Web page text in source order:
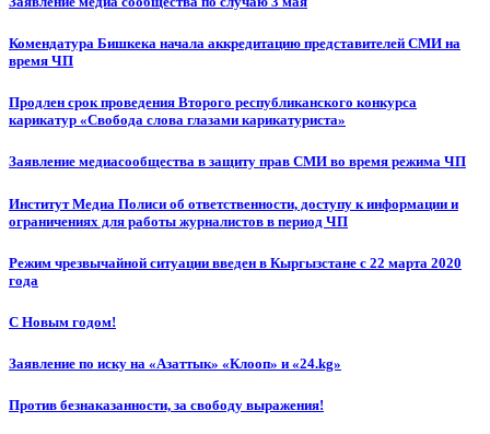
Комендатура Бишкека начала аккредитацию представителей СМИ на
время ЧП
Продлен срок проведения Второго республиканского конкурса
карикатур «Свобода слова глазами карикатуриста»
Заявление медиасообщества в защиту прав СМИ во время режима ЧП
Институт Медиа Полиси об ответственности, доступу к информации и
ограничениях для работы журналистов в период ЧП
Режим чрезвычайной ситуации введен в Кыргызстане с 22 марта 2020
года
С Новым годом!
Заявление по иску на «Азаттык» «Клооп» и «24.kg»
Против безнаказанности, за свободу выражения!